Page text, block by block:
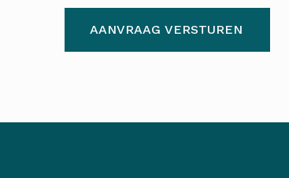
AANVRAAG VERSTUREN